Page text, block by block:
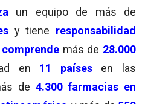
un equipo de más de
y tiene responsabilidad
comprende más de 28.000
en 11 paísesen las
de 4.300farmacias en